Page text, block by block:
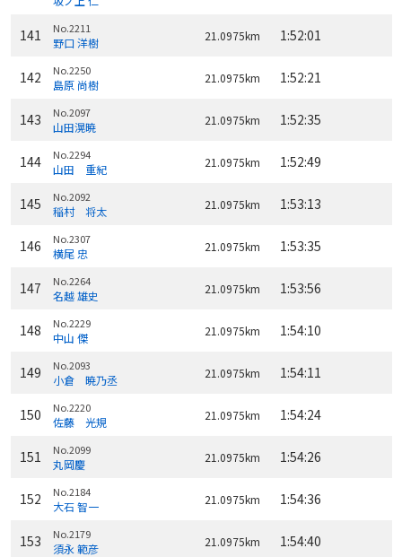
141 No.2211
野口 洋樹 21.0975km 1:52:01
142 No.2250
島原 尚樹 21.0975km 1:52:21
143 No.2097
山田滉暁 21.0975km 1:52:35
144 No.2294
山田 重紀 21.0975km 1:52:49
145 No.2092
稲村 将太 21.0975km 1:53:13
146 No.2307
横尾 忠 21.0975km 1:53:35
147 No.2264
名越 雄史 21.0975km 1:53:56
148 No.2229
中山 傑 21.0975km 1:54:10
149 No.2093
小倉 暁乃丞 21.0975km 1:54:11
150 No.2220
佐藤 光規 21.0975km 1:54:24
151 No.2099
丸岡慶 21.0975km 1:54:26
152 No.2184
大石 智一 21.0975km 1:54:36
153 No.2179
須永 範彦 21.0975km 1:54:40